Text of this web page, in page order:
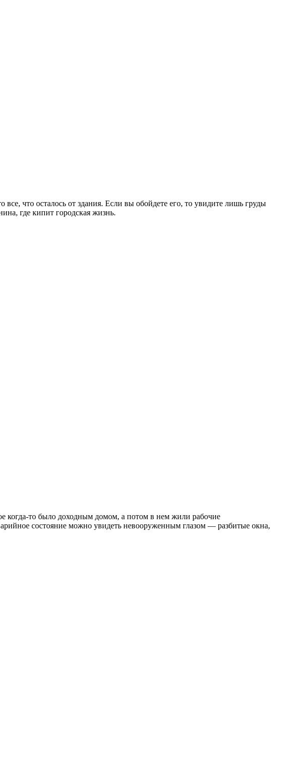
что осталось от здания. Если вы обойдете его, то увидите лишь груды
где кипит городская жизнь.
когда-то было доходным домом, а потом в нем жили рабочие
состояние можно увидеть невооруженным глазом — разбитые окна,